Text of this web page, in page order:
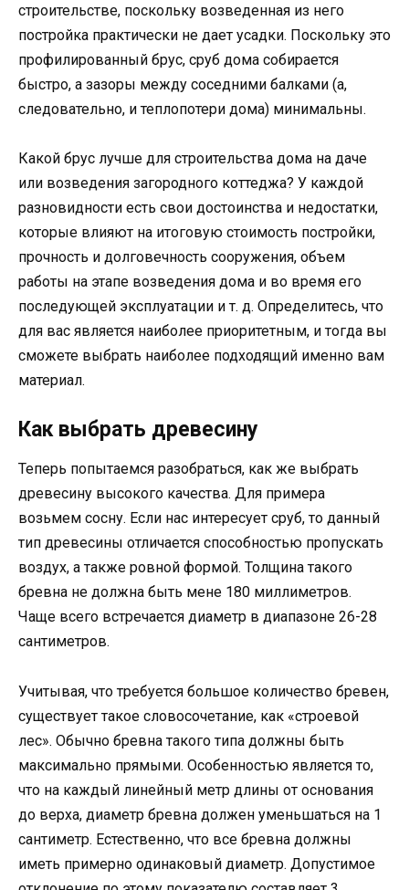
строительстве, поскольку возведенная из него
постройка практически не дает усадки. Поскольку это
профилированный брус, сруб дома собирается
быстро, а зазоры между соседними балками (а,
следовательно, и теплопотери дома) минимальны.
Какой брус лучше для строительства дома на даче
или возведения загородного коттеджа? У каждой
разновидности есть свои достоинства и недостатки,
которые влияют на итоговую стоимость постройки,
прочность и долговечность сооружения, объем
работы на этапе возведения дома и во время его
последующей эксплуатации и т. д. Определитесь, что
для вас является наиболее приоритетным, и тогда вы
сможете выбрать наиболее подходящий именно вам
материал.
Как выбрать древесину
Теперь попытаемся разобраться, как же выбрать
древесину высокого качества. Для примера
возьмем сосну. Если нас интересует сруб, то данный
тип древесины отличается способностью пропускать
воздух, а также ровной формой. Толщина такого
бревна не должна быть мене 180 миллиметров.
Чаще всего встречается диаметр в диапазоне 26-28
сантиметров.
Учитывая, что требуется большое количество бревен,
существует такое словосочетание, как «строевой
лес». Обычно бревна такого типа должны быть
максимально прямыми. Особенностью является то,
что на каждый линейный метр длины от основания
до верха, диаметр бревна должен уменьшаться на 1
сантиметр. Естественно, что все бревна должны
иметь примерно одинаковый диаметр. Допустимое